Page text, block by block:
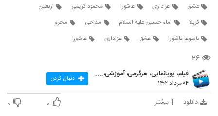
عشق
عزاداری عاشورا محمود کریمی
اربعین
کربلا
امام حسین علیه السلام مداحی
محرم
تاسوعا عاشورا
عشق عزاداری عاشورا
۲۶
فیلم، پویانمایی، سرگرمی، آموزشی،....
۰۴ مرداد ۱۴۰۲ دنبال کردن
دانلود بیشتر ۰ ۰